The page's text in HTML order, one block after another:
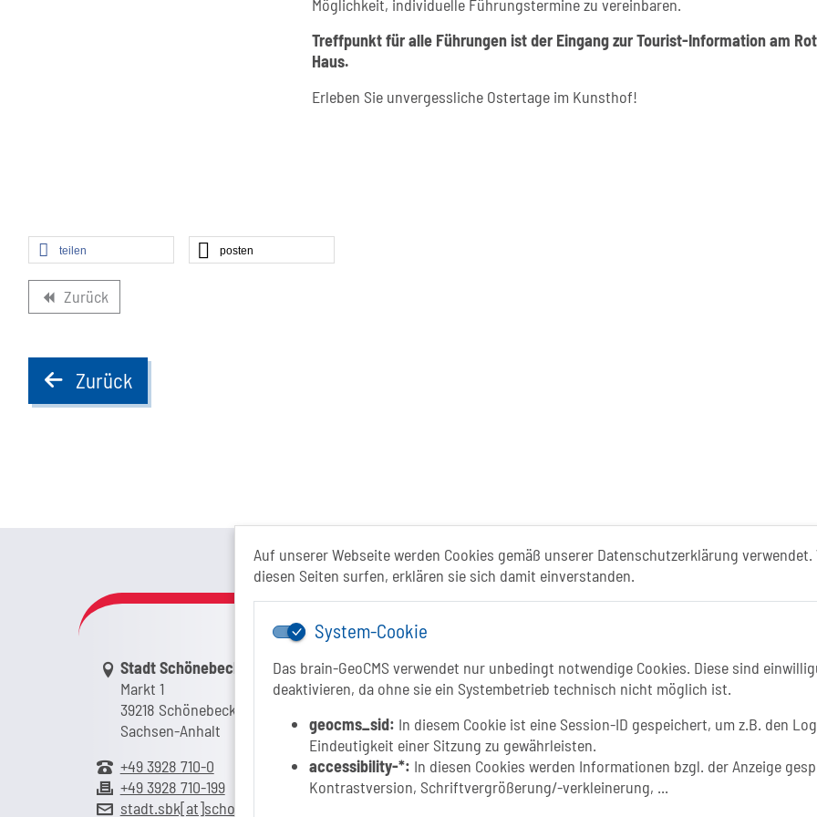
Auf unserer Webseite werden Cookies gemäß unserer Datenschutzerklärung
diesen Seiten surfen, erklären sie sich damit einverstanden.
System-Cookie
Das brain-GeoCMS verwendet nur unbedingt notwendige Cookies. Diese sind
deaktivieren, da ohne sie ein Systembetrieb technisch nicht möglich ist.
geocms_sid: In diesem Cookie ist eine Session-ID gespeichert, um z.B. den
Eindeutigkeit einer Sitzung zu gewährleisten.
accessibility-*: In diesen Cookies werden Informationen bzgl. der Anzeige
Kontrastversion, Schriftvergrößerung/-verkleinerung, ...
Möglichkeit, individuelle Führungstermine zu vereinbaren.
Treffpunkt für alle Führungen ist der Eingang zur Tourist-Information am
Haus.
Erleben Sie unvergessliche Ostertage im Kunsthof!
teilen posten
backward Zurück
backZurück
Das Tourismusportal ist ein gemeinschaftliches
Link zur Google-Maps Navigation
Stadt Schönebeck (Elbe)
Markt 1
39218 Schönebeck (Elbe)
Sachsen-Anhalt
+49 3928 710-0
+49 3928 710-199
stadt.sbk[at]schoenebeck-elbe.de
Folgt uns auf
INSTAGRAM